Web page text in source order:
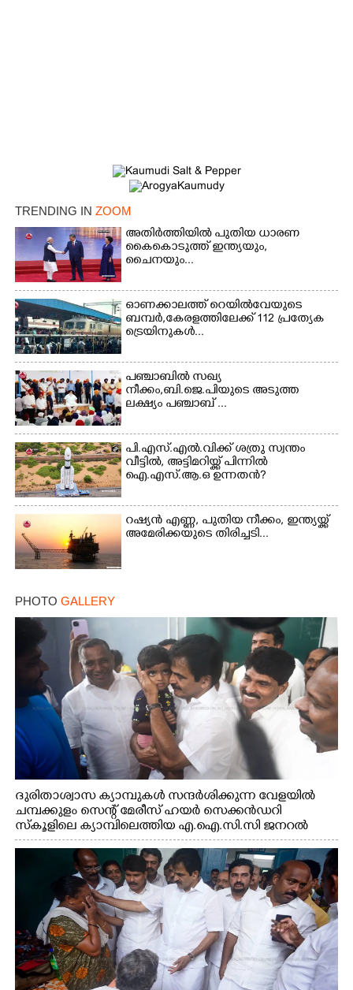
TRENDING IN ZOOM
അതിർത്തിയിൽ പുതിയ ധാരണ
കൈകൊടുത്ത് ഇന്ത്യയും,
ചൈനയും...
ഓണക്കാലത്ത് റെയിൽവേയുടെ
ബമ്പർ,കേരളത്തിലേക്ക് 112 പ്രത്യേക
ട്രെയിനുകൾ...
പഞ്ചാബില്‍ സഖ്യ
നീക്കം,ബി.ജെ.പിയുടെ അടുത്ത
ലക്ഷ്യം പഞ്ചാബ് ...
പി.എസ്.എൽ.വിക്ക് ശത്രു സ്വന്തം
വീട്ടിൽ, അട്ടിമറിയ്ക്ക് പിന്നിൽ
ഐ.എസ്.ആ.ഒ ഉന്നതൻ?
റഷ്യൻ എണ്ണ, പുതിയ നീക്കം, ഇന്ത്യയ്ക്ക്
അമേരിക്കയുടെ തിരിച്ചടി...
PHOTO GALLERY
ദുരിതാശ്വാസ ക്യാമ്പുകൾ സന്ദർശിക്കുന്ന വേളയിൽ
ചമ്പക്കുളം സെന്റ് മേരീസ് ഹയർ സെക്കൻഡറി
സ്കൂളിലെ ക്യാമ്പിലെത്തിയ എ.ഐ.സി.സി ജനറൽ
സെക്രട്ടറി കെ.സി വേണുഗോപാൽ എം.പി കുരുന്നിനെ
എടുത്ത് ലാളിച്ചപ്പോൾ. സഹകരണ-എക്സൈസ്
വകുപ്പ് മന്ത്രി എം. ലിജു, കൃഷിവകുപ്പ് മന്ത്രി ടി. സിദ്ദിഖ്,
റെജി ചെറിയാൻ എം. എൽ. എ എന്നിവർ സമീപം
Copy Link